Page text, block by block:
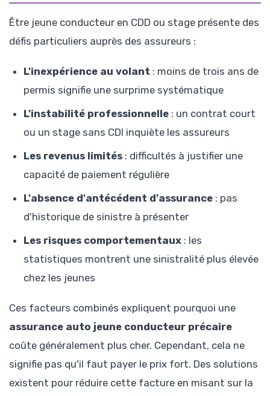
Être jeune conducteur en CDD ou stage présente des
défis particuliers auprès des assureurs :
L'inexpérience au volant : moins de trois ans de
permis signifie une surprime systématique
L'instabilité professionnelle : un contrat court
ou un stage sans CDI inquiète les assureurs
Les revenus limités : difficultés à justifier une
capacité de paiement régulière
L'absence d'antécédent d'assurance : pas
d'historique de sinistre à présenter
Les risques comportementaux : les
statistiques montrent une sinistralité plus élevée
chez les jeunes
Ces facteurs combinés expliquent pourquoi une
assurance auto jeune conducteur précaire
coûte généralement plus cher. Cependant, cela ne
signifie pas qu'il faut payer le prix fort. Des solutions
existent pour réduire cette facture en misant sur la